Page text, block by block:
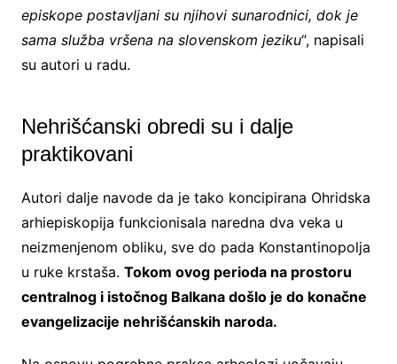
episkope postavljani su njihovi sunarodnici, dok je
sama služba vršena na slovenskom jeziku“, napisali
su autori u radu.
Nehrišćanski obredi su i dalje
praktikovani
Autori dalje navode da je tako koncipirana Ohridska
arhiepiskopija funkcionisala naredna dva veka u
neizmenjenom obliku, sve do pada Konstantinopolja
u ruke krstaša. Tokom ovog perioda na prostoru
centralnog i istočnog Balkana došlo je do konačne
evangelizacije nehrišćanskih naroda.